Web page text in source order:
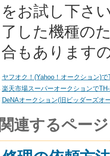
をお試し下さ
了した機種の
合もあります
ヤフオク！(Yahoo！オークション)で
楽天市場スーパーオークションで
DeNAオークション(旧ビッダーズオ
関連するページ